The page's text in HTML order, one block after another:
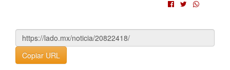
Copiar URL